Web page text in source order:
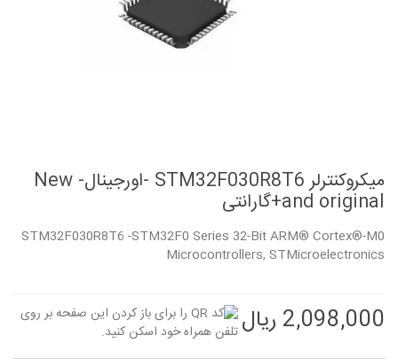
میکروکنترلر STM32F030R8T6 -اورجینال- New
and original+گارانتی
STM32F030R8T6 -STM32F0 Series 32-Bit ARM® Cortex®-M0
Microcontrollers, STMicroelectronics
2,098,000 ریال